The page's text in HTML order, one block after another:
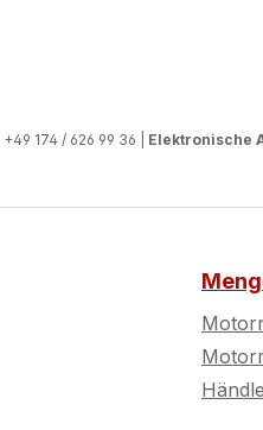
+49 174 / 626 99 36 | Elektronische